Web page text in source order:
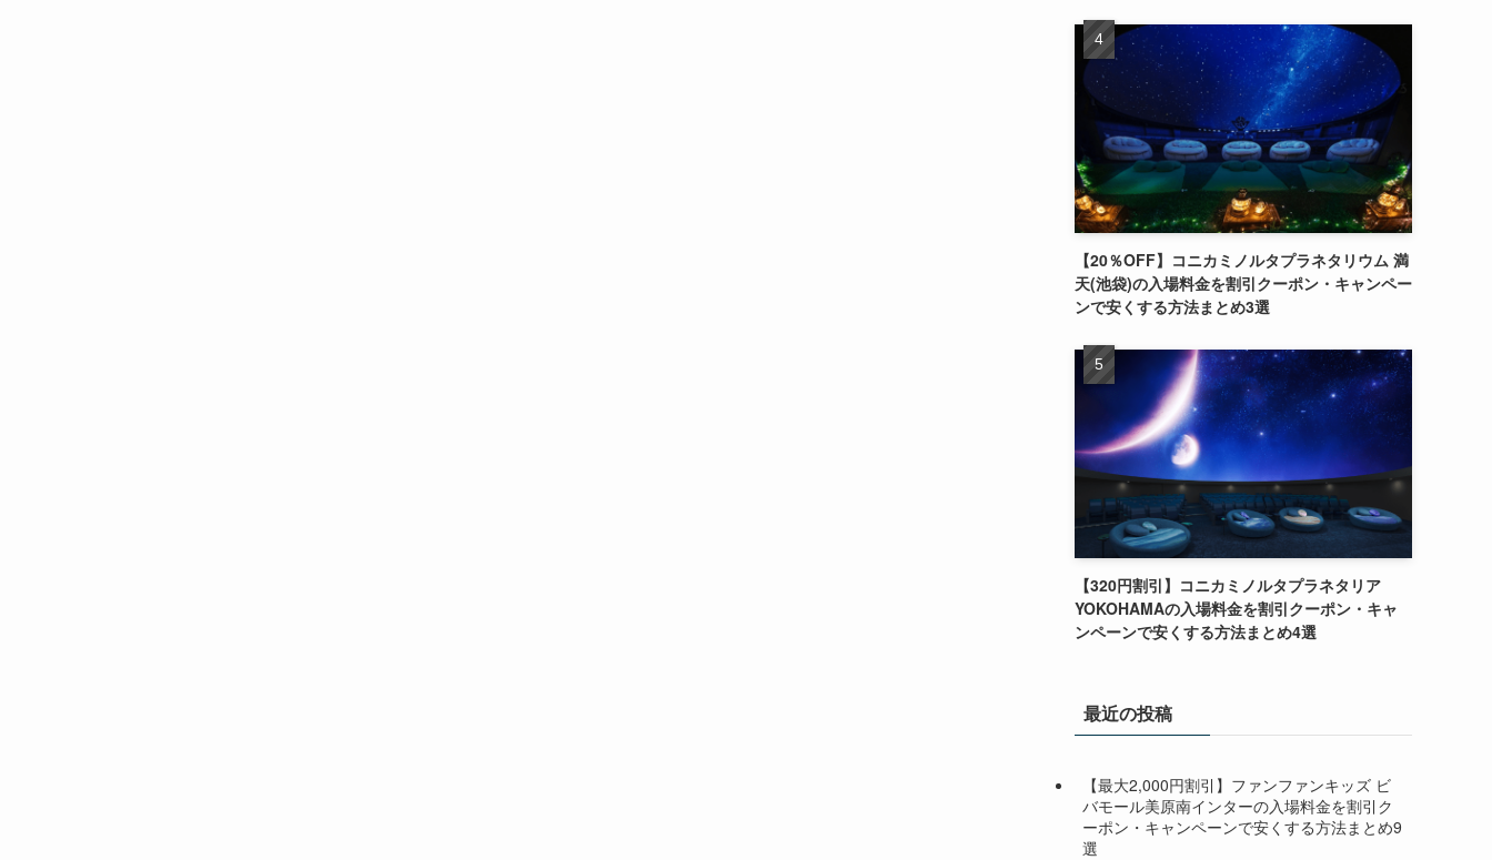
【20％OFF】コニカミノルタプラネタリウム 満
天(池袋)の入場料金を割引クーポン・キャンペー
ンで安くする方法まとめ3選
【320円割引】コニカミノルタプラネタリア
YOKOHAMAの入場料金を割引クーポン・キャ
ンペーンで安くする方法まとめ4選
最近の投稿
【最大2,000円割引】ファンファンキッズ ビ
バモール美原南インターの入場料金を割引ク
ーポン・キャンペーンで安くする方法まとめ9
選